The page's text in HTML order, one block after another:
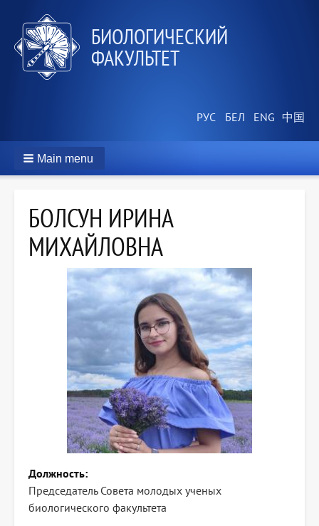
БИОЛОГИЧЕСКИЙ
ФАКУЛЬТЕТ
Main menu
БОЛСУН ИРИНА
МИХАЙЛОВНА
Должность
Председатель Совета молодых ученых
биологического факультета